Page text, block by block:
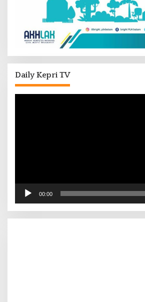
Daily Kepri TV
00:00